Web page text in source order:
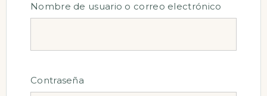
Nombre de usuario o correo electrónico
Contraseña